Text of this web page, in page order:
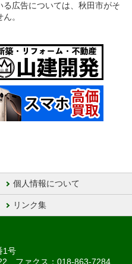
広告については、秋田市がそ
。
個人情報について
リンク集
1号
ファクス：018-863-7284